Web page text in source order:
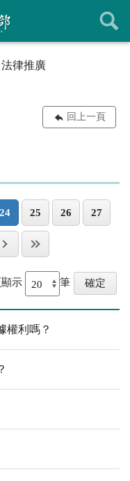
法律推廣
回上一頁
24 25 26 27
示 筆
權利嗎？